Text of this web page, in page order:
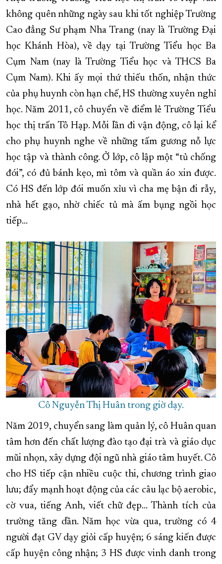
không quên những ngày sau khi tốt nghiệp Trường
Cao đẳng Sư phạm Nha Trang (nay là Trường Đại
học Khánh Hòa), về dạy tại Trường Tiểu học Ba
Cụm Nam (nay là Trường Tiểu học và THCS Ba
Cụm Nam). Khi ấy mọi thứ thiếu thốn, nhận thức
của phụ huynh còn hạn chế, HS thường xuyên nghỉ
học. Năm 2011, cô chuyển về điểm lẻ Trường Tiểu
học thị trấn Tô Hạp. Mỗi lần đi vận động, cô lại kể
cho phụ huynh nghe về những tấm gương nỗ lực
học tập và thành công. Ở lớp, cô lập một “tủ chống
đói”, có đủ bánh kẹo, mì tôm và quần áo xin được.
Có HS đến lớp đói muốn xỉu vì cha mẹ bận đi rẫy,
nhà hết gạo, nhờ chiếc tủ mà ấm bụng ngồi học
tiếp…
Cô Nguyễn Thị Huân trong giờ dạy.
Năm 2019, chuyển sang làm quản lý, cô Huân quan
tâm hơn đến chất lượng đào tạo đại trà và giáo dục
mũi nhọn, xây dựng đội ngũ nhà giáo tâm huyết. Cô
cho HS tiếp cận nhiều cuộc thi, chương trình giao
lưu; đẩy mạnh hoạt động của các câu lạc bộ aerobic,
cờ vua, tiếng Anh, viết chữ đẹp... Thành tích của
trường tăng dần. Năm học vừa qua, trường có 4
người đạt GV dạy giỏi cấp huyện; 6 sáng kiến được
cấp huyện công nhận; 3 HS được vinh danh trong